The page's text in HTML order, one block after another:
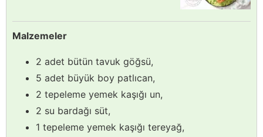
Malzemeler
2 adet bütün tavuk göğsü,
5 adet büyük boy patlıcan,
2 tepeleme yemek kaşığı un,
2 su bardağı süt,
1 tepeleme yemek kaşığı tereyağ,